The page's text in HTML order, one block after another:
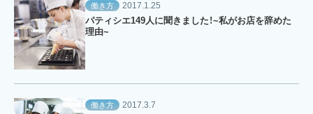
働き方 2017.1.25
パティシエ149人に聞きました！~私がお店を辞めた
理由~
働き方 2017.3.7